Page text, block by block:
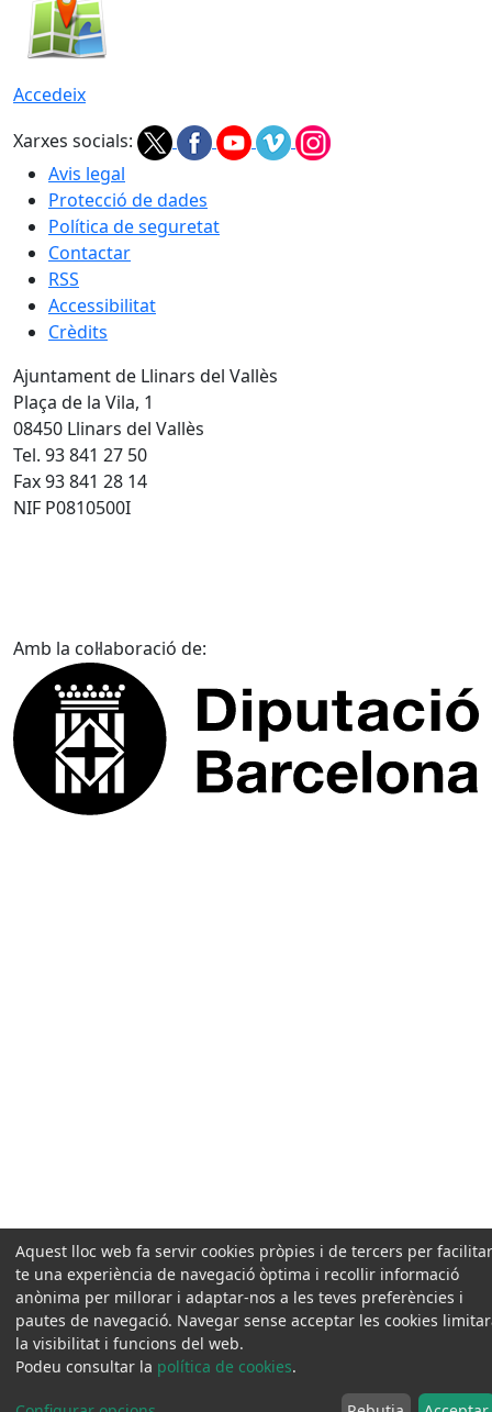
Accedeix
Xarxes socials:
Avis legal
Protecció de dades
Política de seguretat
Contactar
RSS
Accessibilitat
Crèdits
Ajuntament de Llinars del Vallès
Plaça de la Vila, 1
08450 Llinars del Vallès
Tel. 93 841 27 50
Fax 93 841 28 14
NIF P0810500I
Amb la col·laboració de:
Aquest lloc web fa servir cookies pròpies i de tercers per
te una experiència de navegació òptima i recollir informació
anònima per millorar i adaptar-nos a les teves preferències i
pautes de navegació. Navegar sense acceptar les cookies
la visibilitat i funcions del web.
Podeu consultar la política de cookies.